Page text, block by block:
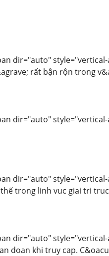
dir="auto"
rất bận rộn trong
dir="auto"
dir="auto"
trong linh vuc giai tri
dir="auto"
doan khi truy cap.